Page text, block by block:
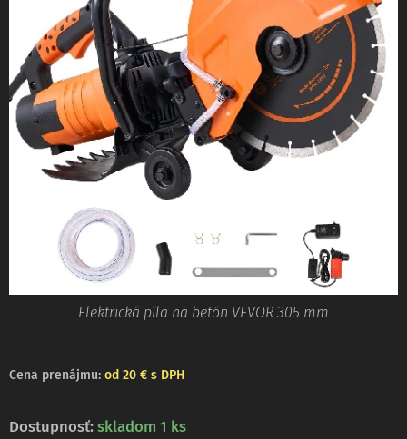
Elektrická píla na betón VEVOR 305 mm
Cena prenájmu: od 20 € s DPH
Dostupnosť: skladom 1 ks